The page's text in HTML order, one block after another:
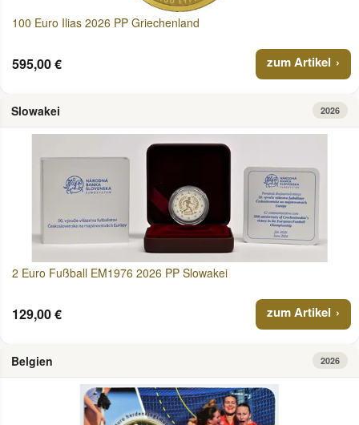
100 Euro Ilias 2026 PP Griechenland
595,00 € zum Artikel
Slowakei 2026
2 Euro Fußball EM1976 2026 PP Slowakei
129,00 € zum Artikel
Belgien 2026